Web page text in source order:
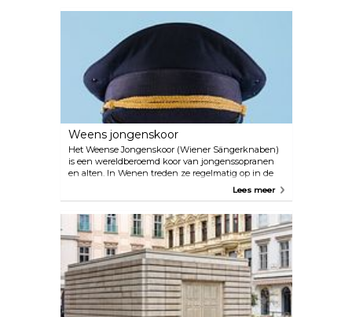
kerkhofkerk Lueger Kirche. Meer dan 250 originele
voorwerpen en fotomateriaal zijn te zien in het
Begrafenismuseum, waaronder een originele
“Fourgon” (koets voor het vervoer van lichamen)
van rond het jaar 1900. Mis deze macabere reis naar
het ceremoniële verleden niet.
Weens jongenskoor
Het Weense Jongenskoor (Wiener Sängerknaben)
is een wereldberoemd koor van jongenssopranen
en alten. In Wenen treden ze regelmatig op in de
Kapel van het Keizerlijk Paleis en in hun eigen
wordt gebruikt als repetitie- en opvoerlocatie voor
het Weense jongenskoor en als centrum voor
muziek en theater voor andere kinderen en
jongeren. Er zijn samenwerkingen gepland met
gevestigde festivals, het Konzerthaus, de Weense
Staatsopera en het Theater an der Wien.
Lees meer